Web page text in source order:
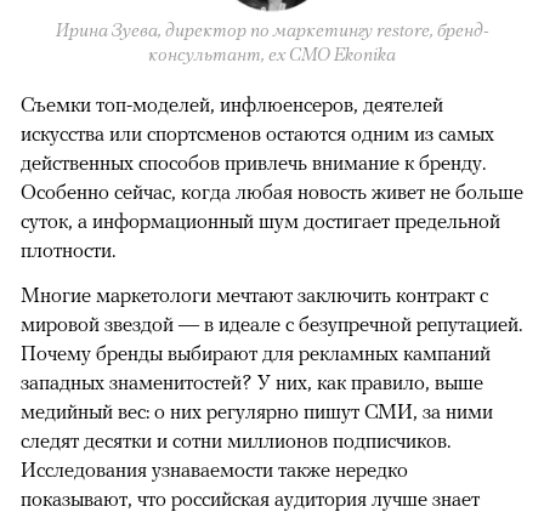
Ирина Зуева, директор по маркетингу restore, бренд-
консультант, eх CMO Ekonika
Съемки топ-моделей, инфлюенсеров, деятелей
искусства или спортсменов остаются одним из самых
действенных способов привлечь внимание к бренду.
Особенно сейчас, когда любая новость живет не больше
суток, а информационный шум достигает предельной
плотности.
Многие маркетологи мечтают заключить контракт с
мировой звездой — в идеале с безупречной репутацией.
Почему бренды выбирают для рекламных кампаний
западных знаменитостей? У них, как правило, выше
медийный вес: о них регулярно пишут СМИ, за ними
следят десятки и сотни миллионов подписчиков.
Исследования узнаваемости также нередко
показывают, что российская аудитория лучше знает